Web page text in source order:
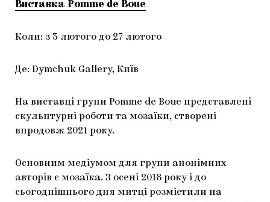
Виставка Pomme de Boue
Коли: з 3 лютого до 27 лютого
Де: Dymchuk Gallery, Київ
На виставці групи Pomme de Boue представлені
скульптурні роботи та мозаїки, створені
впродовж 2021 року.
Основним медіумом для групи анонімних
авторів є мозаїка. З осені 2018 року і до
сьогоднішнього дня митці розмістили на